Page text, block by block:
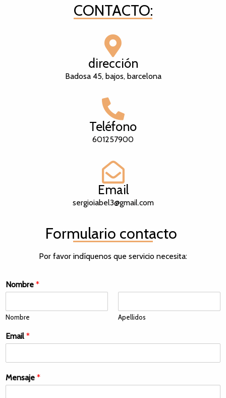
CONTACTO:
dirección
Badosa 45, bajos, barcelona
Teléfono
601257900
Email
sergioiabel3@gmail.com
Formulario contacto
Por favor indíquenos que servicio necesita:
Nombre *
Nombre Apellidos
Email *
Mensaje *